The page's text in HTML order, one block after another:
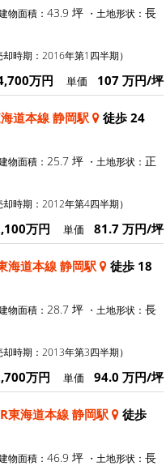
物面積： 43.9 坪 ・土地形状： 長
却時期：2016年第1四半期）
万円 単価 107 万円/坪
海道本線 静岡駅
徒歩 24
物面積： 25.7 坪 ・土地形状： 正
却時期：2012年第4四半期）
万円 単価 81.7 万円/坪
海道本線 静岡駅
徒歩 18
物面積： 28.7 坪 ・土地形状： 長
却時期：2013年第3四半期）
万円 単価 94.0 万円/坪
東海道本線 静岡駅
徒歩
物面積： 46.9 坪 ・土地形状： 長